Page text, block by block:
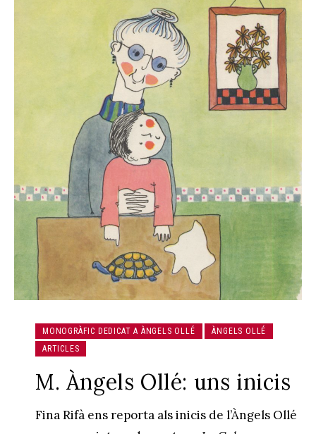
MONOGRÀFIC DEDICAT A ÀNGELS OLLÉ
ÀNGELS OLLÉ
ARTICLES
M. Àngels Ollé: uns inicis
Fina Rifà ens reporta als inicis de l’Àngels Ollé